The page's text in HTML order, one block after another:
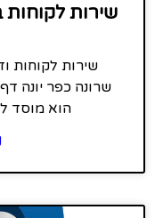
שירות לקוחות
שירות לקוחות
שרונה כפר יונה
הוא מוסד